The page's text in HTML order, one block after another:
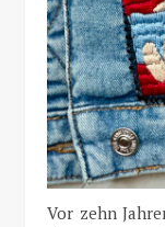
Vor zehn